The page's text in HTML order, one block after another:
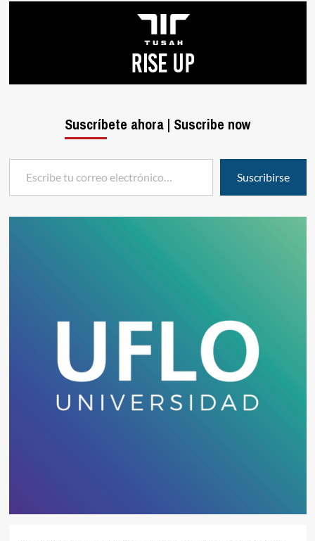
Suscríbete ahora | Suscribe now
Escribe tu correo electrónico…
Suscribirse